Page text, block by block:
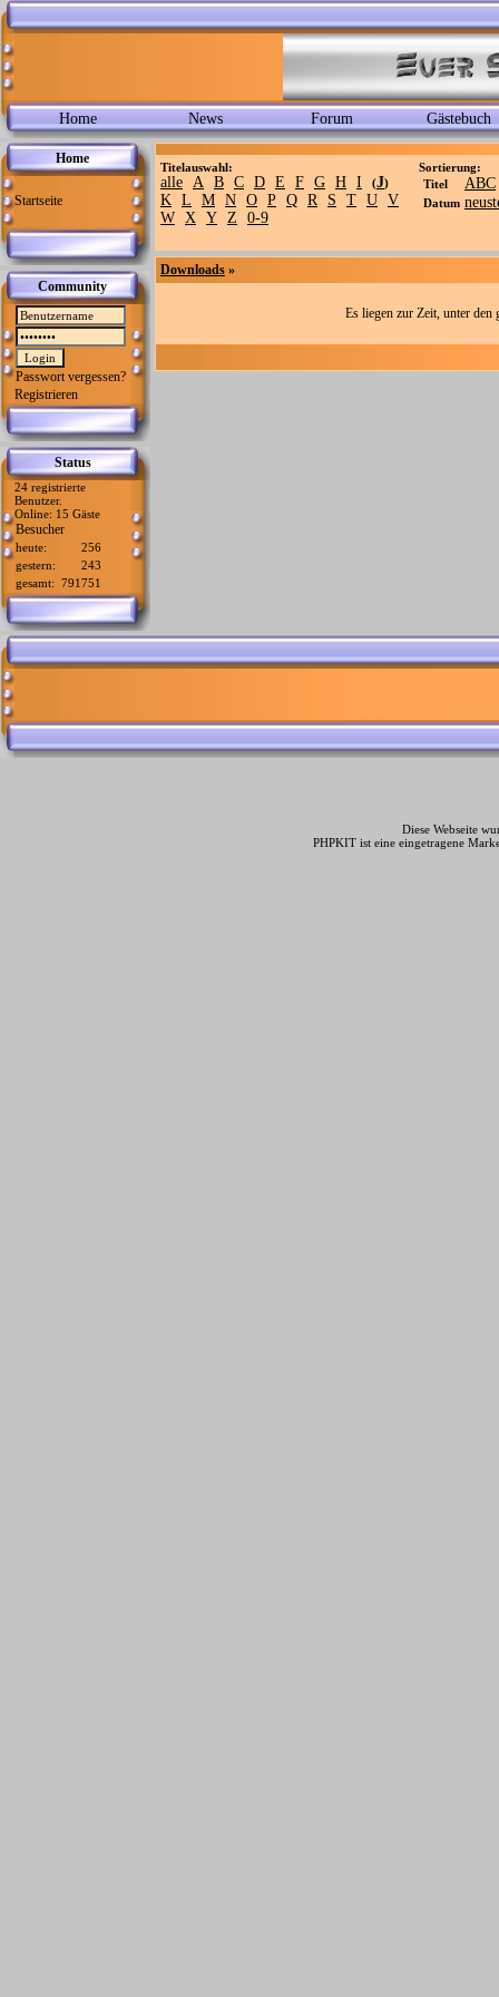
Home News Forum Gästebuch
Home
Startseite
Community
Passwort vergessen?
Registrieren
Status
24 registrierte
Benutzer.
Online: 15 Gäste
Besucher
heute:
256
gestern:
243
gesamt: 791751
Titelauswahl:
alle A B C D E F G H I (J)
K L M N O P Q R S T U V
W X Y Z 0-9
Sortierung:
Titel
ABC
Datum
Downloads »
Es liegen zur Zeit, unter
Diese Webseite
PHPKIT ist eine eingetragene